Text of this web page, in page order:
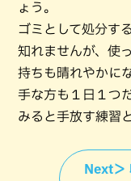
ょう。
ゴミとして処分す
知れませんが、使
持ちも晴れやかに
手な方も１日１つ
みると手放す練習
Next＞